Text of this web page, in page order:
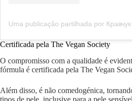
Certificada pela The Vegan Society
O compromisso com a qualidade é
fórmula é certificada pela The Vegan
Além disso, é não comedogénica,
tipos de pele, inclusive para a pele